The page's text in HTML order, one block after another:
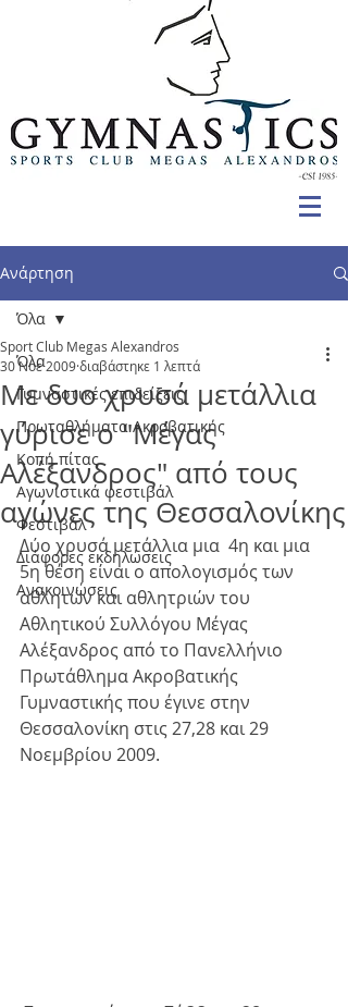
Ανάρτηση
Όλα
Γυμναστικές επιδείξεις
Πρωταθλήματα Ακροβατικής
Κοπή πίτας
Αγωνιστικά φεστιβάλ
Φεστιβάλ
Διάφορες εκδηλώσεις
Ανακοινώσεις
Όλα
Με δυο χρυσά μετάλλια
γύρισε ο "Μέγας
Αλέξανδρος" από τους
αγώνες της Θεσσαλονίκης
Sport Club Megas Alexandros
30 Νοε 2009διαβάστηκε 1 λεπτά
Δύο χρυσά μετάλλια μια  4η και μια
5η θέση είναι ο απολογισμός των
αθλητών και αθλητριών του
Αθλητικού Συλλόγου Μέγας
Αλέξανδρος από το Πανελλήνιο
Πρωτάθλημα Ακροβατικής
Γυμναστικής που έγινε στην
Θεσσαλονίκη στις 27,28 και 29
Νοεμβρίου 2009.